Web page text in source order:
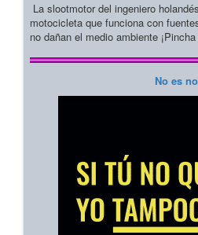
La slootmotor del ingeniero
motocicleta que funciona con
no dañan el medio ambiente
No es no